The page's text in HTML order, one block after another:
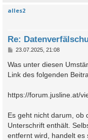
alles2
Re:
B
i
t
r
23.07.2025, 21:08
Was unter diesen
Link des folgenden
https://forum.jusline.at/
Es geht nicht darum, ob
Unterschrift enthält.
entfernt wird, handelt es